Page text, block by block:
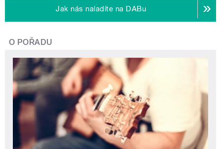
Jak nás naladíte na DABu
O POŘADU